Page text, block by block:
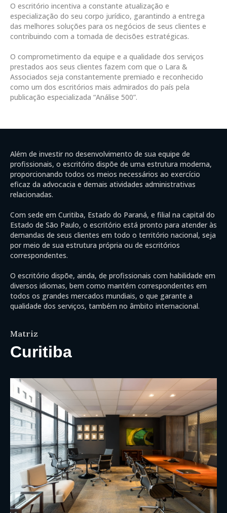
O escritório incentiva a constante atualização e
especialização do seu corpo jurídico, garantindo a entrega
das melhores soluções para os negócios de seus clientes e
contribuindo com a tomada de decisões estratégicas.
O comprometimento da equipe e a qualidade dos serviços
prestados aos seus clientes fazem com que o Lara &
Associados seja constantemente premiado e reconhecido
como um dos escritórios mais admirados do país pela
publicação especializada “Análise 500”.
Além de investir no desenvolvimento de sua equipe de
profissionais, o escritório dispõe de uma estrutura moderna,
proporcionando todos os meios necessários ao exercício
eficaz da advocacia e demais atividades administrativas
relacionadas.
Com sede em Curitiba, Estado do Paraná, e filial na capital do
Estado de São Paulo, o escritório está pronto para atender às
demandas de seus clientes em todo o território nacional, seja
por meio de sua estrutura própria ou de escritórios
correspondentes.
O escritório dispõe, ainda, de profissionais com habilidade em
diversos idiomas, bem como mantém correspondentes em
todos os grandes mercados mundiais, o que garante a
qualidade dos serviços, também no âmbito internacional.
Matriz
Curitiba